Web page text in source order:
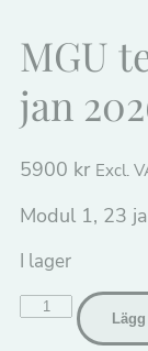
MGU
jan
5900 kr Excl.
Modul 1, 23
I lager
MGU
tentamen,